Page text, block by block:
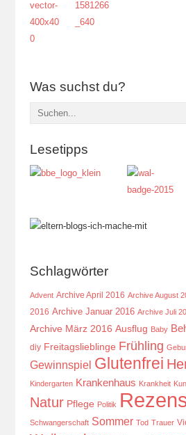
Was suchst du?
Lesetipps
Schlagwörter
Advent Archive April 2016 Archive August
2016 Archive Januar 2016 Archive Juli
Archive März 2016 Ausflug Baby
diy Freitagslieblinge Frühling
Gewinnspiel Glutenfrei
Kindergarten Krankenhaus Krankheit
Natur Pflege Politik
Schwangerschaft Sommer Tod Trauer